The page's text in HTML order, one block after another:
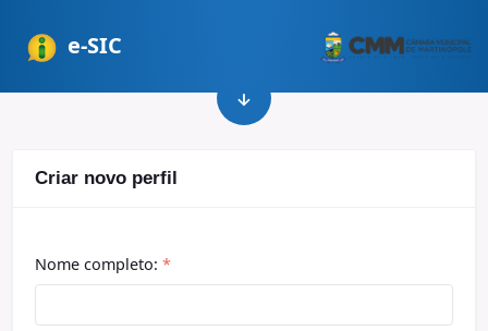
e-SIC
Criar novo perfil
Nome completo: *